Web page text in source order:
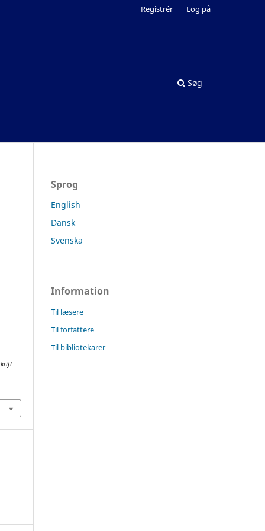
Søg
Registrér Log på
Sprog
English
Dansk
Svenska
Information
Til læsere
Til forfattere
Til bibliotekarer